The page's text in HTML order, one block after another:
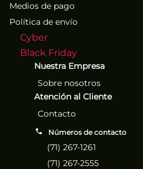
Medios de pago
Política de envío
Cyber
Black Friday
Nuestra Empresa
Sobre nosotros
Atención al Cliente
Contacto
Números de contacto
(71) 267-1261
(71) 267-2555